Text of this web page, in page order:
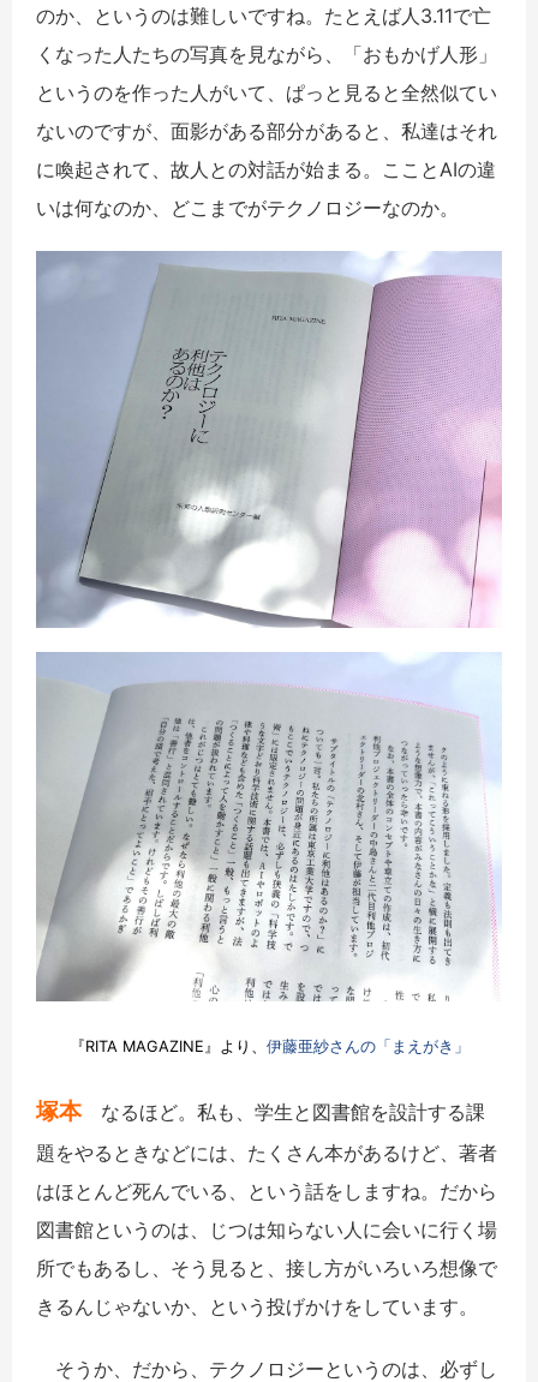
のか、というのは難しいですね。たとえば人3.11で亡
くなった人たちの写真を見ながら、「おもかげ人形」
というのを作った人がいて、ぱっと見ると全然似てい
ないのですが、面影がある部分があると、私達はそれ
に喚起されて、故人との対話が始まる。こことAIの違
いは何なのか、どこまでがテクノロジーなのか。
『RITA MAGAZINE』より、 伊藤亜紗さんの「まえがき」
塚本なるほど。私も、学生と図書館を設計する課
題をやるときなどには、たくさん本があるけど、著者
はほとんど死んでいる、という話をしますね。だから
図書館というのは、じつは知らない人に会いに行く場
所でもあるし、そう見ると、接し方がいろいろ想像で
きるんじゃないか、という投げかけをしています。
そうか、だから、テクノロジーというのは、必ずし